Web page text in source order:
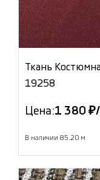
Ткань
19258
Цена:1 380
В наличии 85.20 м